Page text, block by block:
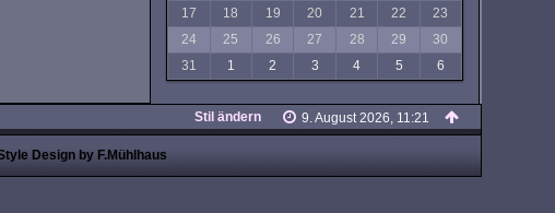
17
18 19 20 21 22
23
24
25 26 27 28 29
30
31
1 2 3 4 5 6
9. August 2026, 11:21
Stil ändern